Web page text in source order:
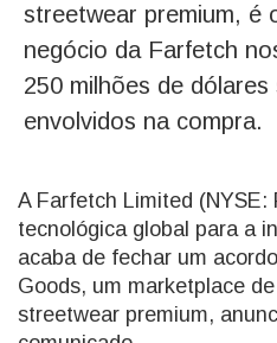
streetwear premium, é
negócio da Farfetch
250 milhões de
envolvidos na compra.
A Farfetch Limited
tecnológica global para a
acaba de fechar um
Goods, um marketplace
streetwear premium,